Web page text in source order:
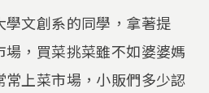
文創系的同學，拿著提
，買菜挑菜雖不如婆婆媽
上菜市場，小販們多少認